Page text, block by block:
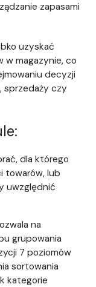
zapasami
uzyskać
w magazynie, co
decyzji
sprzedaży czy
dla którego
towarów, lub
uwzględnić
na
grupowania
7 poziomów
sortowania
kategorie